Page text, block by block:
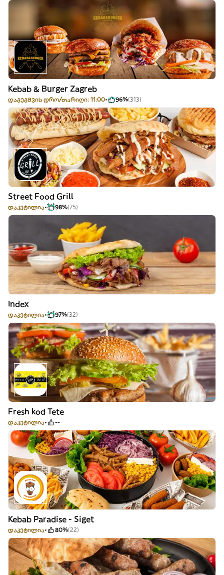
Kebab & Burger Zagreb
დაგეგმვის დრო/თარიღი: 11:00 96%(313)
Street Food Grill
დაკეტილია 98%(75)
Index
დაკეტილია 97%(32)
Fresh kod Tete
დაკეტილია --
Kebab Paradise - Siget
დაკეტილია 80%(22)